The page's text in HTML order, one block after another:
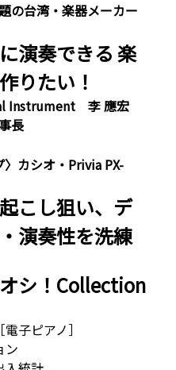
の台湾・楽器メーカー
演奏できる 楽
りたい！
Instrument 李 應宏
長
〉カシオ・Privia PX-
こし狙い、デ
演奏性を洗練
シ！Collection
子ピアノ］
ン